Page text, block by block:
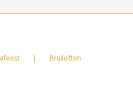
Bruiloften